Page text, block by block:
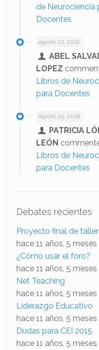
de Neurociencia
Docentes
agosto 27, 2018
ABEL
LOPEZ
Libros de
para Docentes
agosto 25, 2018
PATRICIA
LEÓN
Libros de
para Docentes
Debates recientes
Proyecto final de
hace 11 años, 5 meses
¿Cómo usar el foro?
hace 11 años, 5 meses
Net Teaching
hace 11 años, 5 meses
Liderazgo Educativo
hace 11 años, 5 meses
Dudas para CEI 2015
hace 11 años, 5 meses